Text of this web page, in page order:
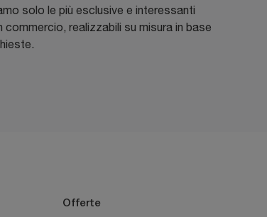
solo le più esclusive e interessanti
commercio, realizzabili su misura in base
Offerte